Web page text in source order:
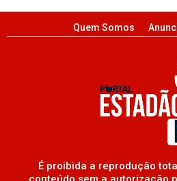
Quem Somos
É proibida a reprodução